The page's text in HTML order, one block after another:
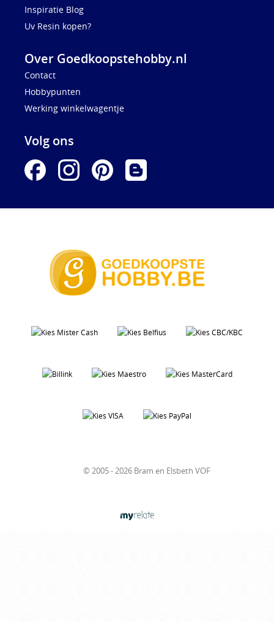
Inspiratie Blog
Uv Resin kopen?
Over Goedkoopstehobby.nl
Contact
Hobbypunten
Werking winkelwagentje
Volg ons
© 2005 - 2026 Bram en Elsbeth VOF